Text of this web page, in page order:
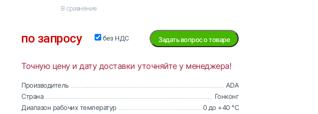
В сравнение
по запросу без НДС Задать вопрос о товаре
Точную цену и дату доставки уточняйте у менеджера!
Производитель
ADA
Страна
Гонконг
Диапазон рабочих температур
0 до +40 °С